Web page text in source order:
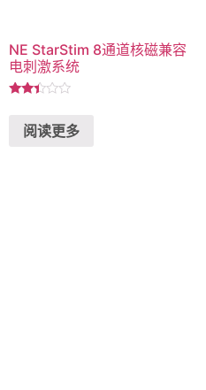
NE StarStim 8通道核磁兼容
电刺激系统
&sol;
阅读更多